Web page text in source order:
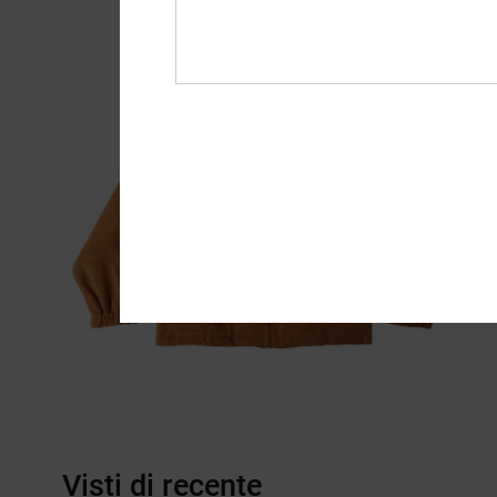
Visti di recente